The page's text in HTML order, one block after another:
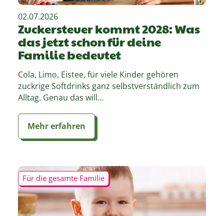
02.07.2026
Zuckersteuer kommt 2028: Was
das jetzt schon für deine
Familie bedeutet
Cola, Limo, Eistee, für viele Kinder gehören
zuckrige Softdrinks ganz selbstverständlich zum
Alltag. Genau das will...
Mehr erfahren
Für die gesamte Familie